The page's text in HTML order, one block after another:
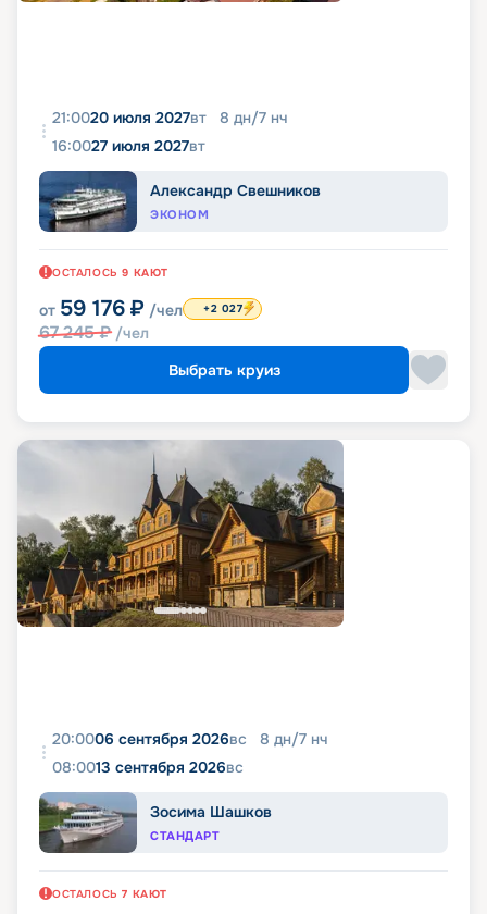
21:0020 июля 2027вт 8 дн/7 нч
16:0027 июля 2027вт
Александр Свешников
ЭКОНОМ
ОСТАЛОСЬ 9 КАЮТ
от 59 176 ₽ /чел
67 245₽ /чел
+2 027
Выбрать круиз
20:0006 сентября 2026вс 8 дн/7 нч
08:0013 сентября 2026вс
Зосима Шашков
СТАНДАРТ
ОСТАЛОСЬ 7 КАЮТ